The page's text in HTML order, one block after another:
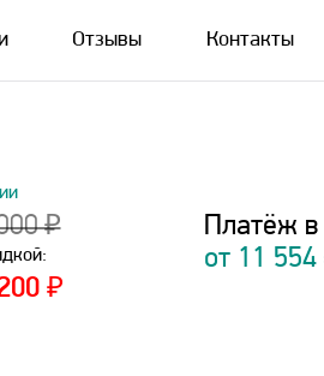
Отзывы Контакты
₽
₽
Платёж
от 11 554